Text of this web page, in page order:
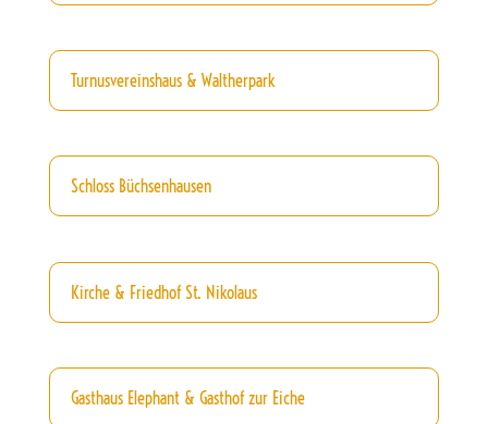
Turnusvereinshaus & Waltherpark
Schloss Büchsenhausen
Kirche & Friedhof St. Nikolaus
Gasthaus Elephant & Gasthof zur Eiche